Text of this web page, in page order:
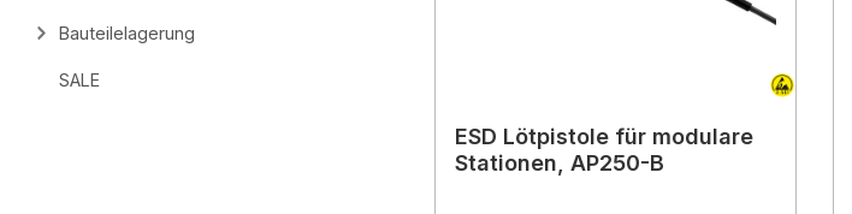
Bauteilelagerung
SALE
ESD Lötpistole für modulare
Stationen, AP250-B